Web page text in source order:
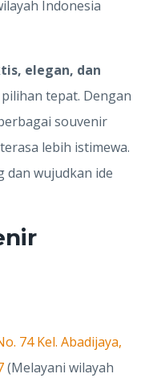
Indonesia
elegan, dan
tepat. Dengan
souvenir
lebih istimewa.
dan wujudkan ide
74 Kel. Abadijaya,
(Melayani wilayah